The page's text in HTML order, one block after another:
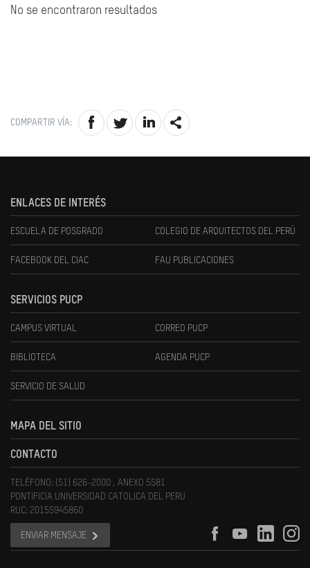
No se encontraron resultados
COMPARTIR VÍA:
ENLACES DE INTERÉS
ESCUELA DE POSGRADO COLEGIO DE ARQUITECTOS DEL PERÚ
FACEBOOK DEL CIAC FAU PUBLICACIONES
SERVICIOS PUCP
CAMPUS VIRTUAL CORREO PUCP
BIBLIOTECA AGENDA PUCP
SERVICIO DE SALUD
MAPA DEL SITIO
CONTACTO
TELÉFONO: (51) 626-2000 , ANEXO 5581
PONTIFICIA UNIVERSIDAD CATOLICA DEL PERU
RUC: 20155945860
ENVIAR MENSAJE